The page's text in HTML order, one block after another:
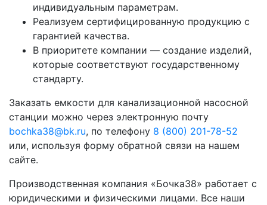
индивидуальным параметрам.
Реализуем сертифицированную продукцию с
гарантией качества.
В приоритете компании — создание изделий,
которые соответствуют государственному
стандарту.
Заказать емкости для канализационной насосной
станции можно через электронную почту
bochka38@bk.ru, по телефону 8 (800) 201-78-52
или, используя форму обратной связи на нашем
сайте.
Производственная компания «Бочка38» работает с
юридическими и физическими лицами. Все наши